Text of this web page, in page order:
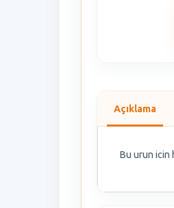
Açıklama
Bu urun icin